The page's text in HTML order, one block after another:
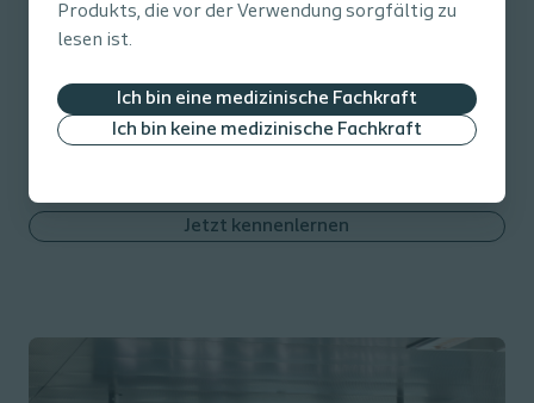
Produkts, die vor der Verwendung sorgfältig zu
lesen ist.
Ich bin eine medizinische Fachkraft
Ich bin keine medizinische Fachkraft
Die innovative Micro-Hole Zone Technology™ (MHZT)
stellt einen bedeutenden Fortschritt in der
wie Risiken der Restharnbildung, Mikrotraumata der
Blasenschleimhaut und katheterassoziierte
Jetzt kennenlernen